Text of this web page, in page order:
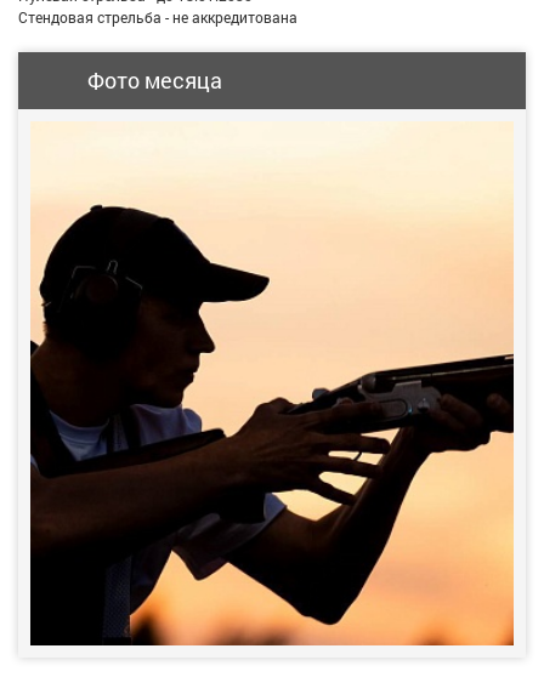
Стендовая стрельба - не аккредитована
Фото месяца